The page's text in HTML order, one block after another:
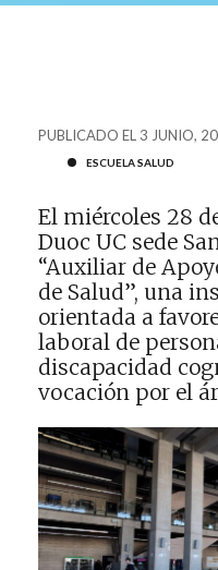
PUBLICADO EL 3 JUNIO,
ESCUELA SALUD
El miércoles 28
Duoc UC sede
“Auxiliar de
de Salud”, una
orientada a
laboral de
discapacidad
vocación por el